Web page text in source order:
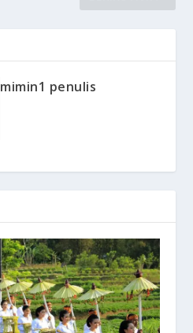
mimin1 penulis